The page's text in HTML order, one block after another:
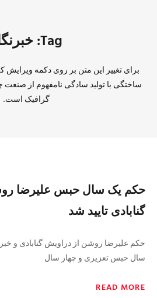
Tag: خبرنگار
برای تغییر این متن بر روی دکمه ویرایش
ساختگی با تولید سادگی نامفهوم از صنعت
گرافیک است.
حکم یک سال حبس علیرضا
گنابادی تایید شد
حکم علیرضا روشن از دراویش گنابادی و
سال حبس تعزیری و چهار سال
READ MORE